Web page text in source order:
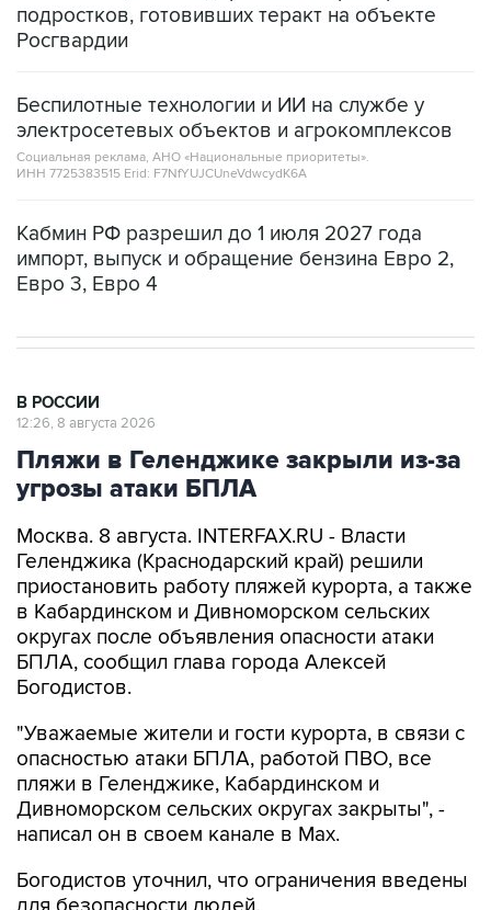
подростков, готовивших теракт на объекте
Росгвардии
Беспилотные технологии и ИИ на службе у
электросетевых объектов и агрокомплексов
Социальная реклама, АНО «Национальные приоритеты».
ИНН 7725383515 Erid: F7NfYUJCUneVdwcydK6A
Кабмин РФ разрешил до 1 июля 2027 года
импорт, выпуск и обращение бензина Евро 2,
Евро 3, Евро 4
В РОССИИ
12:26, 8 августа 2026
Пляжи в Геленджике закрыли из-за
угрозы атаки БПЛА
Москва. 8 августа. INTERFAX.RU - Власти
Геленджика (Краснодарский край) решили
приостановить работу пляжей курорта, а также
в Кабардинском и Дивноморском сельских
округах после объявления опасности атаки
БПЛА, сообщил глава города Алексей
Богодистов.
"Уважаемые жители и гости курорта, в связи с
опасностью атаки БПЛА, работой ПВО, все
пляжи в Геленджике, Кабардинском и
Дивноморском сельских округах закрыты", -
написал он в своем канале в Max.
Богодистов уточнил, что ограничения введены